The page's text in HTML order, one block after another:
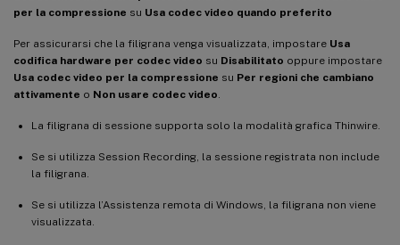
per la compressione su Usa codec video quando preferito
Per assicurarsi che la filigrana venga visualizzata, impostare Usa
codifica hardware per codec video su Disabilitato oppure impostare
Usa codec video per la compressione su Per regioni che cambiano
attivamente o Non usare codec video
La filigrana di sessione supporta solo la modalità grafica Thinwire.
Se si utilizza Session Recording, la sessione registrata non include
la filigrana.
Se si utilizza l’Assistenza remota di Windows, la filigrana non viene
visualizzata.